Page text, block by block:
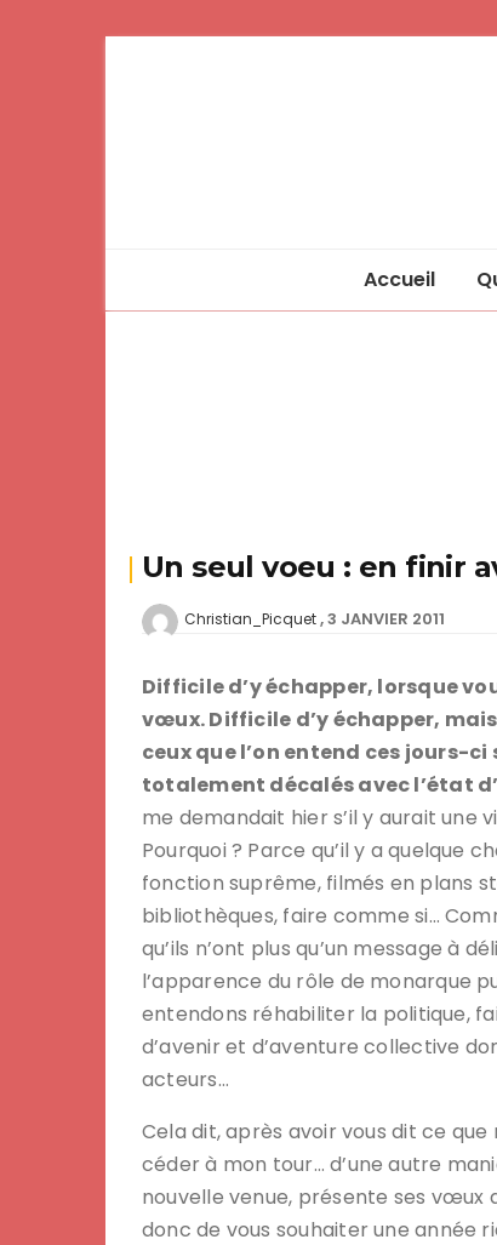
Accueil
Un seul voeu : en finir
Christian_Picquet 3 JANVIER 2011
Difficile d’y échapper, lorsque
vœux. Difficile d’y échapper,
ceux que l’on entend ces jours-
totalement décalés avec l’état
me demandait hier s’il y aurait une
Pourquoi ? Parce qu’il y a quelque
fonction suprême, filmés en plans
bibliothèques, faire comme si…
qu’ils n’ont plus qu’un message à
l’apparence du rôle de monarque
entendons réhabiliter la politique,
d’avenir et d’aventure collective
acteurs…
Cela dit, après avoir vous dit ce que
céder à mon tour… d’une autre
nouvelle venue, présente ses vœux
donc de vous souhaiter une année